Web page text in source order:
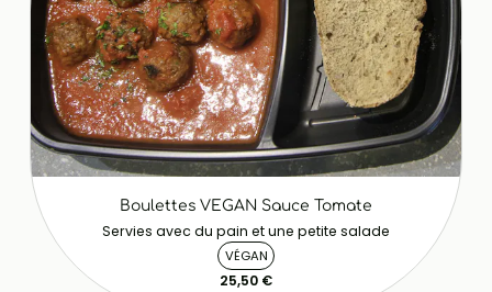
Boulettes VEGAN Sauce Tomate
Servies avec du pain et une petite salade
VÉGAN
25,50 €